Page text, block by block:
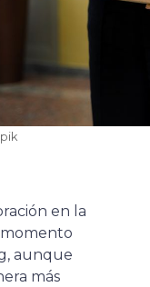
en la
aunque
más